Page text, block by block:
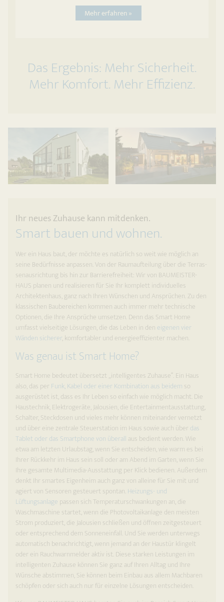
Mehr erfahren »
Das Ergebnis: Mehr Sicherheit.
Mehr Komfort. Mehr Effizienz.
Ihr neues Zuhause kann mitdenken.
Smart bauen und wohnen.
Wer ein Haus baut, der möchte es natürlich so weit wie möglich an
seine Bedürfnisse anpassen. Von der Raumaufteilung über die Terras­
senausrichtung bis hin zur Barrierefreiheit: Wir von BAUMEISTER-
HAUS planen und realisieren für Sie Ihr komplett individuelles
Architektenhaus, ganz nach Ihren Wünschen und Ansprüchen. Zu den
klassischen Baubereichen kommen auch immer mehr tech­nische
Optionen, die Ihre Ansprüche umsetzen. Denn das Smart Home
umfasst vielseitige Lösungen, die das Leben in den eigenen vier
Wänden sicherer, komfortabler und energieeffizienter machen.
Was genau ist Smart Home?
Smart Home bedeutet übersetzt „intelligentes Zuhause“. Ein Haus
also, das per Funk, Kabel oder einer Kombination aus beidem so
ausgerüstet ist, dass es Ihr Leben so einfach wie möglich macht. Die
Haustechnik, Elektrogeräte, Jalousien, die Entertainmentausstattung,
Schalter, Steckdosen und vieles mehr können miteinander vernetzt
und über eine zentrale Steuerstation im Haus sowie auch über das
Tablet oder das Smartphone von überall aus bedient werden. Wie
etwa am letzten Urlaubstag, wenn Sie entscheiden, wie warm es bei
Ihrer Rückkehr im Haus sein soll oder am Abend im Garten, wenn Sie
Ihre gesamte Multimedia-Ausstattung per Klick bedienen. Außerdem
denkt Ihr smartes Eigenheim auch ganz von alleine für Sie mit und
agiert von Sensoren gesteuert spontan. Heizungs- und
Lüftungsanlage passen sich Temperaturschwankungen an, die
Waschmaschine startet, wenn die Photovoltaik­anlage den meisten
Strom produziert, die Jalousien schließen und öffnen zeitgesteuert
oder entsprechend dem Sonneneinfall. Und Sie werden unterwegs
automatisch benachrichtigt, wenn jemand an der Haustür klingelt
oder ein Rauchwarnmelder aktiv ist. Diese starken Leistungen im
intelligenten Zuhause können Sie ganz auf Ihren Alltag und Ihre
Wünsche abstimmen, Sie können beim Einbau aus allem Machbaren
schöpfen oder sich auch nur für einzelne Lösungen entscheiden.